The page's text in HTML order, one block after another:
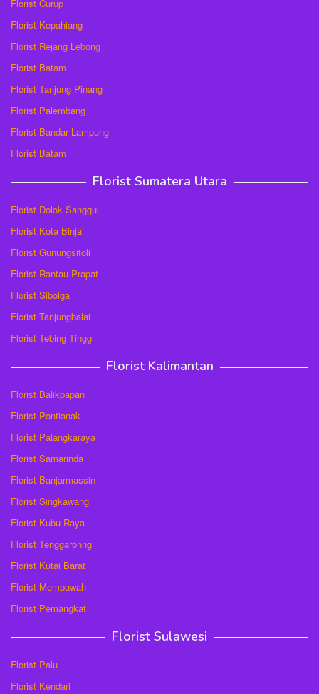
Florist Curup
Florist Kepahiang
Florist Rejang Lebong
Florist Batam
Florist Tanjung Pinang
Florist Palembang
Florist Bandar Lampung
Florist Batam
Florist Sumatera Utara
Florist Dolok Sanggul
Florist Kota Binjai
Florist Gunungsitoli
Florist Rantau Prapat
Florist Sibolga
Florist Tanjungbalai
Florist Tebing Tinggi
Florist Kalimantan
Florist Balikpapan
Florist Pontianak
Florist Palangkaraya
Florist Samarinda
Florist Banjarmassin
Florist Singkawang
Florist Kubu Raya
Florist Tenggaronng
Florist Kutai Barat
Florist Mempawah
Florist Pemangkat
Florist Sulawesi
Florist Palu
Florist Kendari